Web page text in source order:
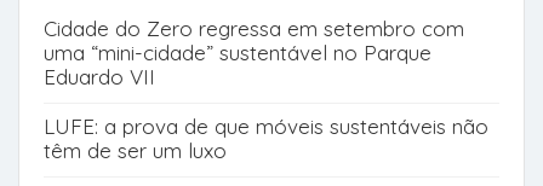
Cidade do Zero regressa em setembro com
uma “mini-cidade” sustentável no Parque
Eduardo VII
LUFE: a prova de que móveis sustentáveis não
têm de ser um luxo